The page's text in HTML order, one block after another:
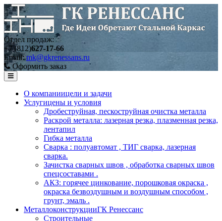
Отдел продаж:
+7 (812)627-17-66
Email:mk@gkrenessans.ru
Оформить заказ
О компаниицели и задачи
Услугицены и условия
Дробеструйная, пескоструйная очистка металла
Раскрой металла: лазерная резка, плазменная резка,
лентапил
Гибка металла
Сварка : полуавтомат , ТИГ сварка, лазерная
сварка.
Зачистка сварных швов , обработка сварных швов
спецсоставами .
АКЗ: горячее цинкование, порошковая окраска ,
окраска безвоздушным и воздушным способом ,
грунт, эмаль .
МеталлоконструкцииГК Ренессанс
Строительные